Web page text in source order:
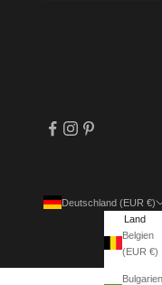
Deutschland (EUR €)
Land
Belgien
(EUR €)
Bulgarien